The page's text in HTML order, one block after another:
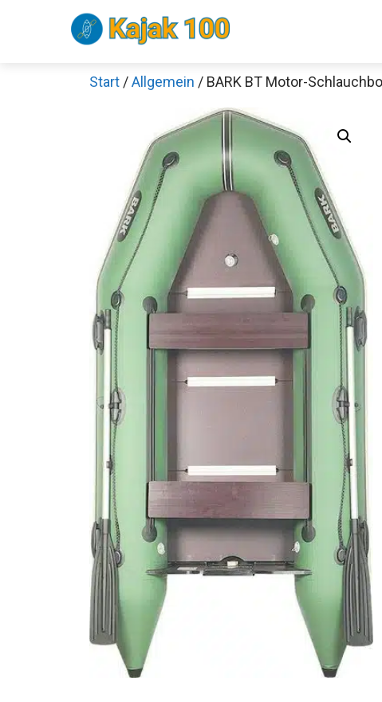
Start /Allgemein / BARK BT Motor-